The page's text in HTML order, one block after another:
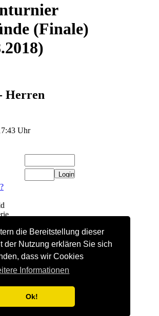
die Bereitstellung dieser
der Nutzung erklären Sie sich
dass wir Cookies
Informationen
Ok!
(Finale)
Herren
Uhr
(14)
(1)
Info...